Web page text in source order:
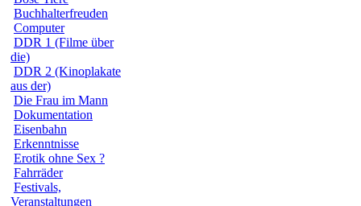
Buchhalterfreuden
Computer
DDR 1 (Filme über
die)
DDR 2 (Kinoplakate
aus der)
Die Frau im Mann
Dokumentation
Eisenbahn
Erkenntnisse
Erotik ohne Sex ?
Fahrräder
Festivals,
Veranstaltungen